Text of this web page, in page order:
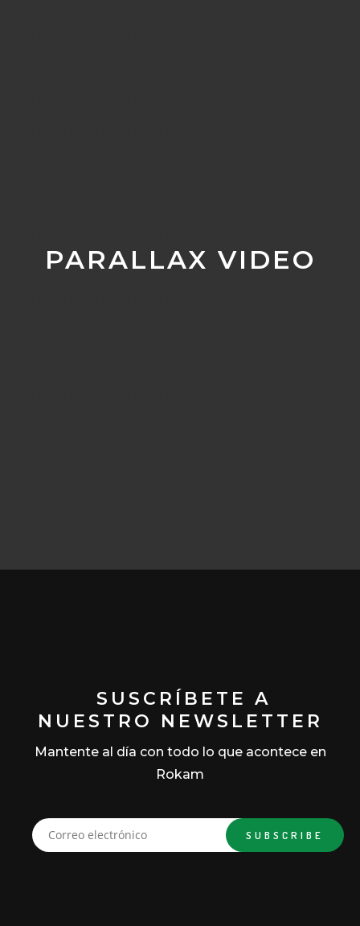
PARALLAX VIDEO
SUSCRÍBETE A
NUESTRO NEWSLETTER
Mantente al día con todo lo que acontece en
Rokam